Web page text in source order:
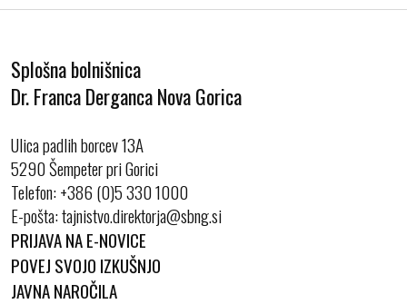
Splošna bolnišnica
Dr. Franca Derganca Nova Gorica
Ulica padlih borcev 13A
5290 Šempeter pri Gorici
Telefon:+386 (0)5 330 1000
E-pošta:
PRIJAVA NA E-NOVICE
POVEJ SVOJO IZKUŠNJO
JAVNA NAROČILA